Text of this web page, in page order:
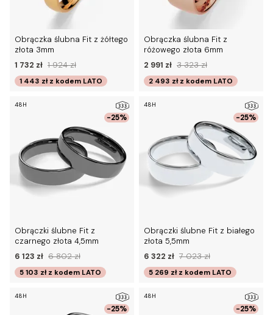
Obrączka ślubna Fit z żółtego
złota 3mm
1 732 zł 1 924 zł
1 443 zł z kodem LATO
Obrączka ślubna Fit z
różowego złota 6mm
2 991 zł 3 323 zł
2 493 zł z kodem LATO
-25%
48H
Obrączki ślubne Fit z
czarnego złota 4,5mm
6 123 zł 6 802 zł
5 103 zł z kodem LATO
-25%
48H
Obrączki ślubne Fit z białego
złota 5,5mm
6 322 zł 7 023 zł
5 269 zł z kodem LATO
-25%
48H
-25%
48H